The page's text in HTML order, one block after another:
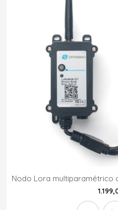
Nodo Lora multiparamétrico
del agua con